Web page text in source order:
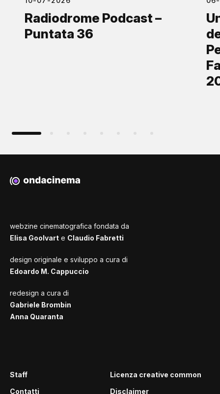
Radiodrome Podcast –
Puntata 36
webzine cinematografica fondata da
Elisa Goolvart e Claudio Fabretti
design originale e sviluppo a cura di
Edoardo M. Cappuccio
redesign a cura di
Gabriele Brombin
Anna Quaranta
Staff
Contatti
Licenza creative common
Disclaimer